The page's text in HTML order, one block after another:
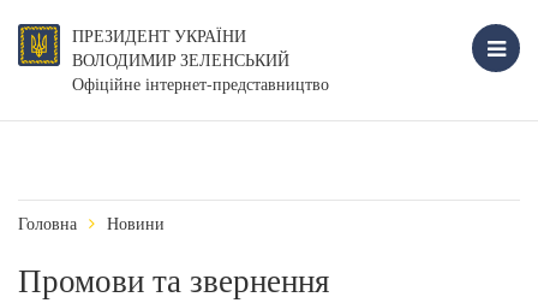
ПРЕЗИДЕНТ УКРАЇНИ
ВОЛОДИМИР ЗЕЛЕНСЬКИЙ
Офіційне інтернет-представництво
Головна Новини
Промови та звернення